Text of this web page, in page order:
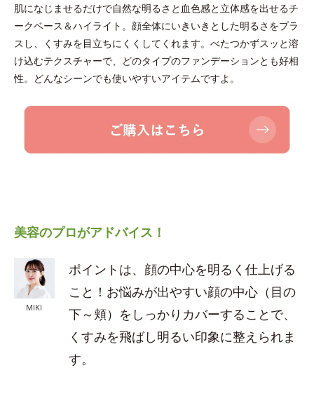
肌になじませるだけで自然な明るさと血色感と立体感を出せるチ
ークベース＆ハイライト。顔全体にいきいきとした明るさをプラ
スし、くすみを目立ちにくくしてくれます。べたつかずスッと溶
け込むテクスチャーで、どのタイプのファンデーションとも好相
性。どんなシーンでも使いやすいアイテムですよ。
美容のプロがアドバイス！
MIKI
ポイントは、顔の中心を明るく仕上げる
こと！お悩みが出やすい顔の中心（目の
下～頬）をしっかりカバーすることで、
くすみを飛ばし明るい印象に整えられま
す。